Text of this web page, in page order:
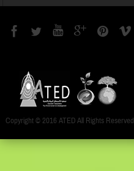
Copyright © 2016 ATED All Rights Reserved